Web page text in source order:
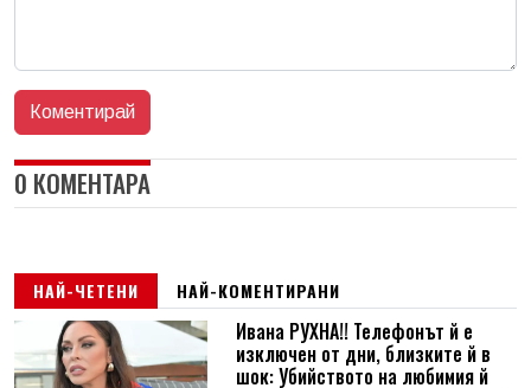
0 КОМЕНТАРА
НАЙ-ЧЕТЕНИ НАЙ-КОМЕНТИРАНИ
Ивана РУХНА!! Телефонът й е
изключен от дни, близките й в
шок: Убийството на любимия й